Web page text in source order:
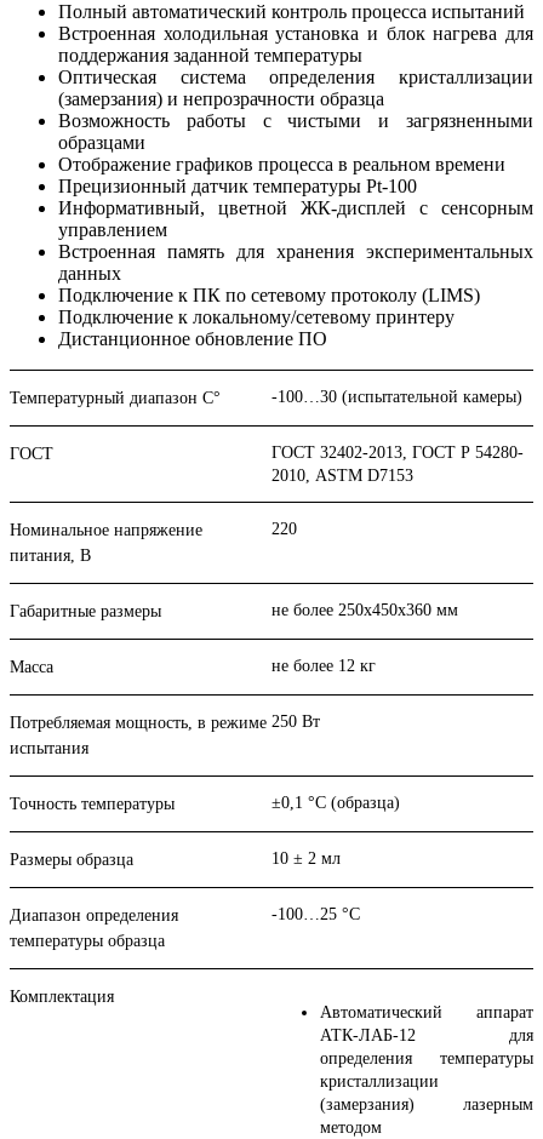
Полный автоматический контроль процесса испытаний
Встроенная холодильная установка и блок нагрева для
поддержания заданной температуры
Оптическая система определения кристаллизации
(замерзания) и непрозрачности образца
Возможность работы с чистыми и загрязненными
образцами
Отображение графиков процесса в реальном времени
Прецизионный датчик температуры Pt-100
Информативный, цветной ЖК-дисплей с сенсорным
управлением
Встроенная память для хранения экспериментальных
данных
Подключение к ПК по сетевому протоколу (LIMS)
Подключение к локальному/сетевому принтеру
Дистанционное обновление ПО
Температурный диапазон C° -100…30 (испытательной камеры)
ГОСТ
ГОСТ 32402-2013, ГОСТ Р 54280-
2010, ASTM D7153
Номинальное напряжение
питания, В
220
Габаритные размеры не более 250х450х360 мм
Масса не более 12 кг
Потребляемая мощность, в режиме
испытания
250 Вт
Точность температуры ±0,1 °С (образца)
Размеры образца 10 ± 2 мл
Диапазон определения
температуры образца
-100…25 °С
Комплектация
Автоматический аппарат
АТК-ЛАБ-12 для
определения температуры
кристаллизации
(замерзания) лазерным
методом